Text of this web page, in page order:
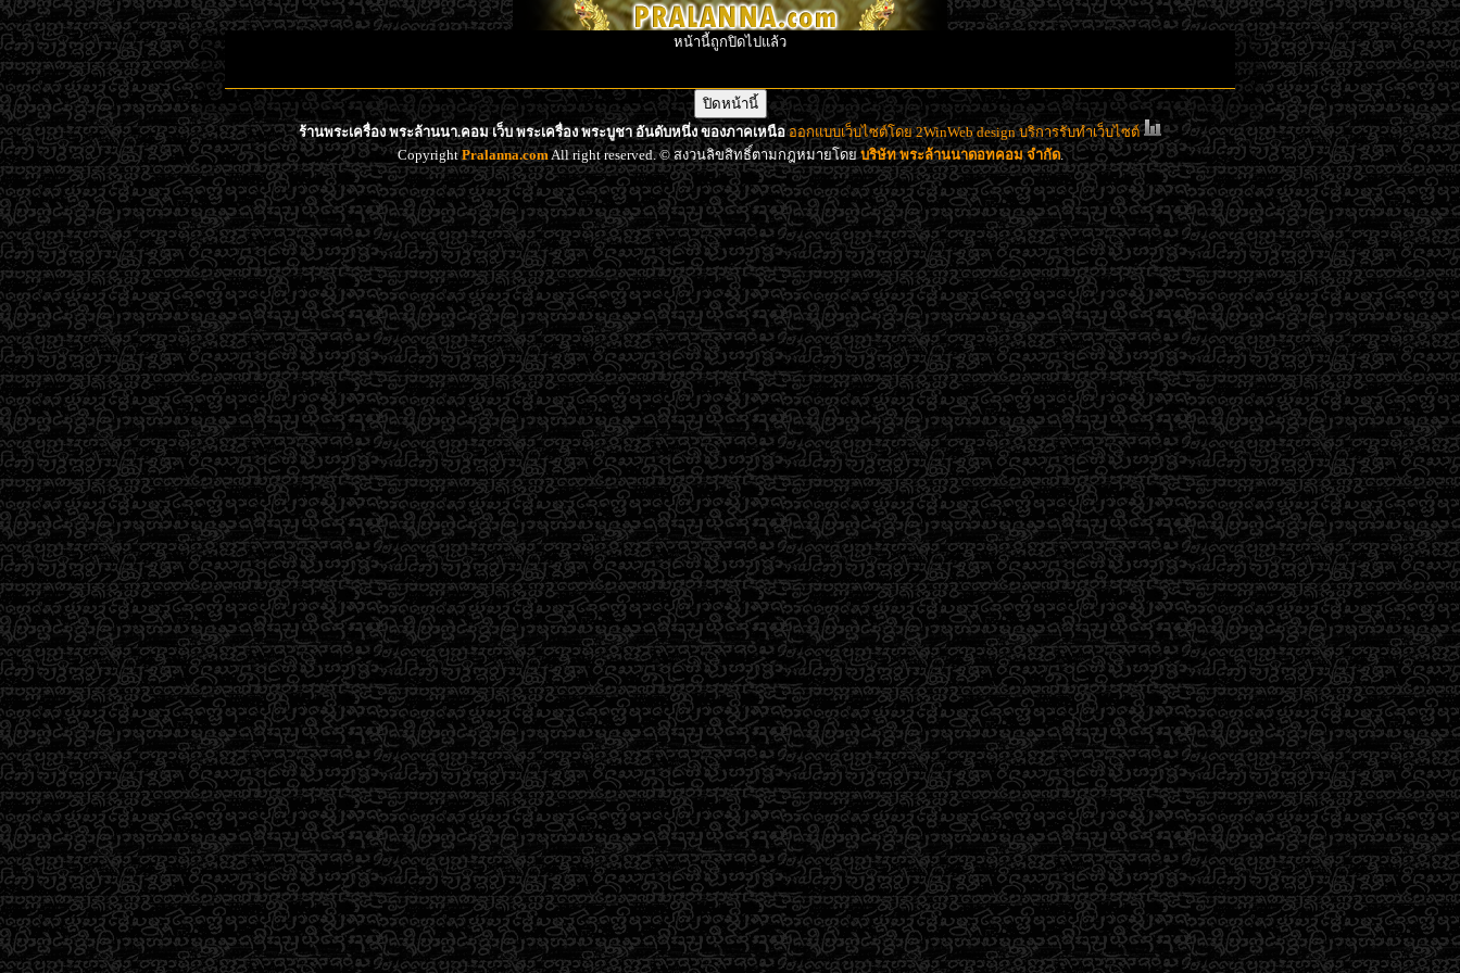
หน้านี้ถูกปิดไปแล้ว
ร้านพระเครื่อง พระล้านนา.คอม เว็บ พระเครื่อง พระบูชา อันดับหนึ่ง ของภาคเหนือออกแบบเว็บไซต์โดย 2WinWeb design บริการรับทำเว็บไซต์
CopyrightPralanna.comAll right reserved. © สงวนลิขสิทธิ์ตามกฎหมายโดยบริษัท พระล้านนาดอทคอม จำกัด.